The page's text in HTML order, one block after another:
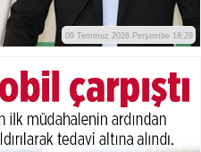
09 Temmuz 2026 Perşembe 18:28